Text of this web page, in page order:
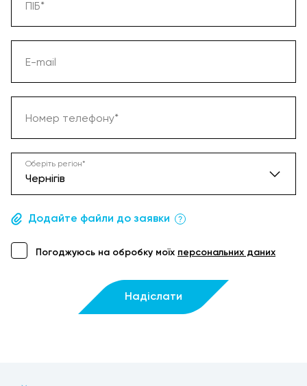
ПІБ*
E-mail
Номер телефону*
Оберіть регіон*
Чернігів
Вінниця
Дніпро
Додайте файли до заявки
Погоджуюсь на обробку моїх персональних даних
Надіслати